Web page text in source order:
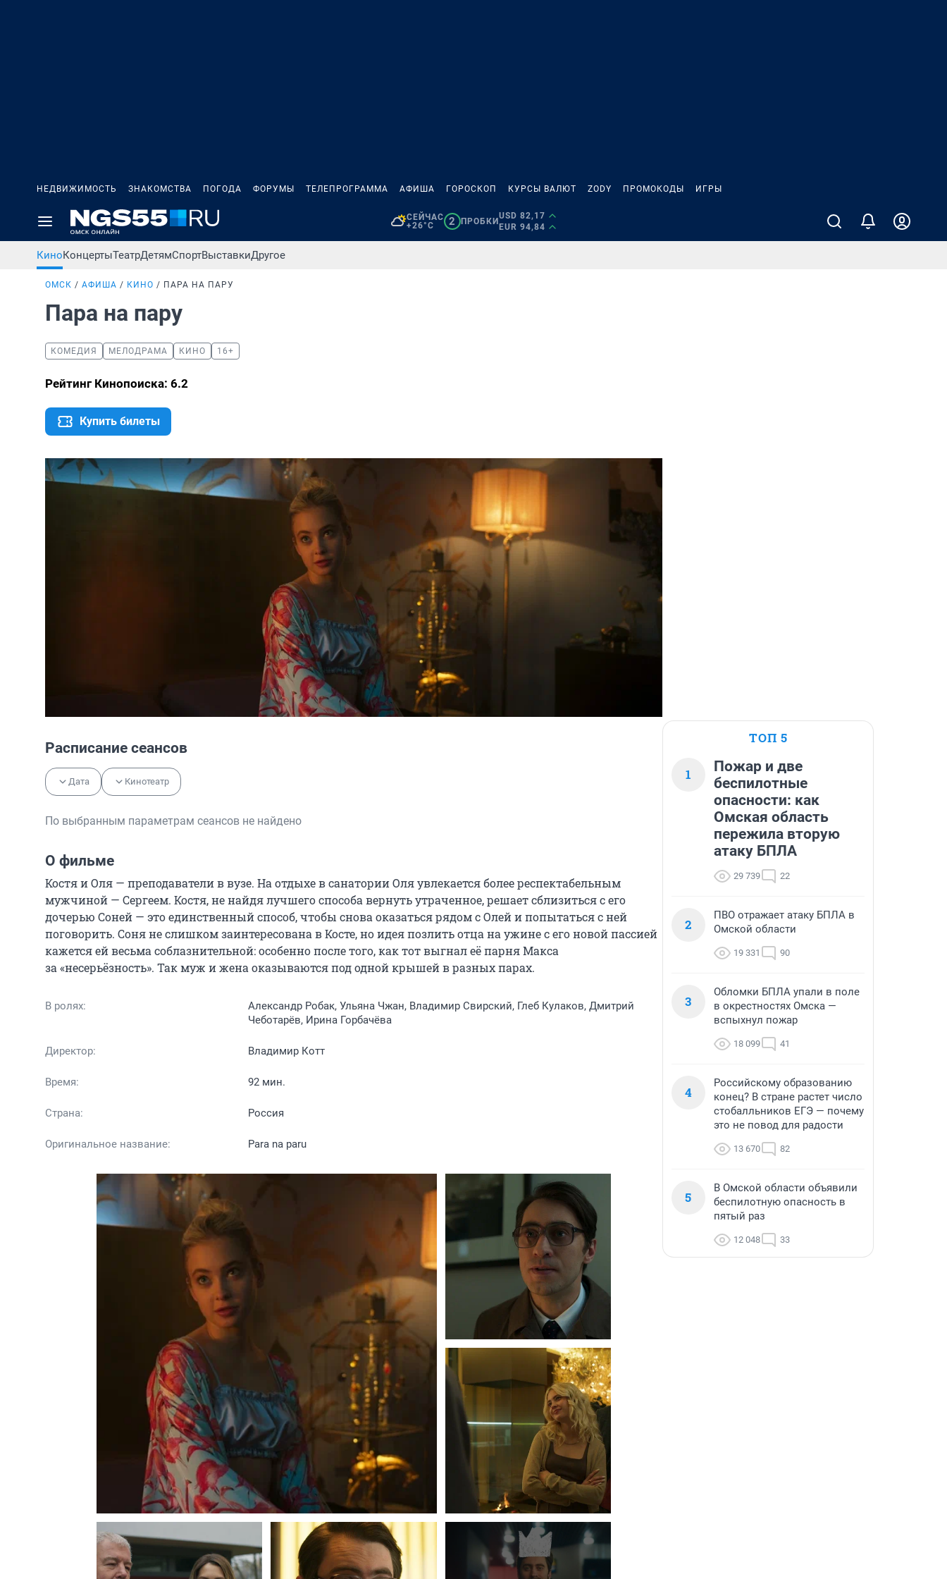
НЕДВИЖИМОСТЬ ЗНАКОМСТВА ПОГОДА ФОРУМЫ ТЕЛЕПРОГРАММА АФИША ГОРОСКОП КУРСЫ ВАЛЮТ ZODY ПРОМОКОДЫ ИГРЫ
СЕЙЧАС
+26°C
2 ПРОБКИ
USD 82,17
EUR 94,84
КиноКонцертыТеатрДетямСпортВыставкиДругое
ОМСК АФИША КИНО ПАРА НА ПАРУ
Пара на пару
КОМЕДИЯ МЕЛОДРАМА КИНО 16+
Рейтинг Кинопоиска: 6.2
Купить билеты
Расписание сеансов
Дата Кинотеатр
По выбранным параметрам сеансов не найдено
О фильме
Костя и Оля — преподаватели в вузе. На отдыхе в санатории Оля увлекается более респектабельным
мужчиной — Сергеем. Костя, не найдя лучшего способа вернуть утраченное, решает сблизиться с его
дочерью Соней — это единственный способ, чтобы снова оказаться рядом с Олей и попытаться с ней
поговорить. Соня не слишком заинтересована в Косте, но идея позлить отца на ужине с его новой пассией
кажется ей весьма соблазнительной: особенно после того, как тот выгнал её парня Макса
за «несерьёзность». Так муж и жена оказываются под одной крышей в разных парах.
В ролях:
Александр Робак, Ульяна Чжан, Владимир Свирский, Глеб Кулаков, Дмитрий
Чеботарёв, Ирина Горбачёва
Директор: Владимир Котт
Время: 92 мин.
Страна: Россия
Оригинальное название: Para na paru
ТОП 5
1
Пожар и две
беспилотные
опасности: как
Омская область
пережила вторую
атаку БПЛА
29 739 22
2
ПВО отражает атаку БПЛА в
Омской области
19 331 90
3
Обломки БПЛА упали в поле
в окрестностях Омска —
вспыхнул пожар
18 099 41
4
Российскому образованию
конец? В стране растет число
стобалльников ЕГЭ — почему
это не повод для радости
13 670 82
5
В Омской области объявили
беспилотную опасность в
пятый раз
12 048 33